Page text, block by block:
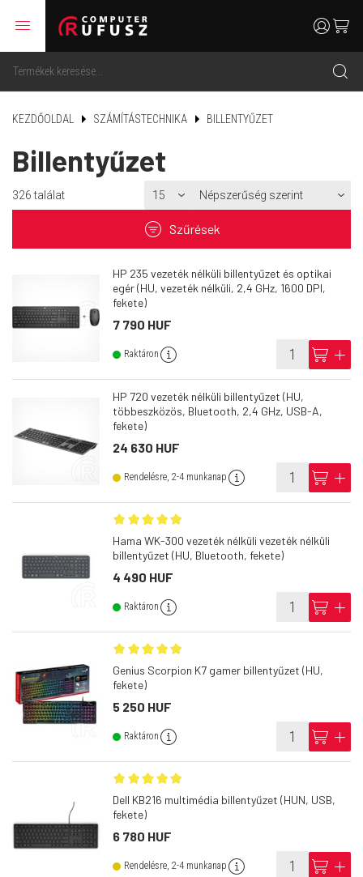
menu
search
usercart
KEZDŐOLDAL SZÁMÍTÁSTECHNIKA BILLENTYŰZET
Billentyűzet
326 találat
filter Szűrések
HP 235 vezeték nélküli billentyűzet és optikai
egér (HU, vezeték nélküli, 2,4 GHz, 1600 DPI,
fekete)
7 790 HUF
Raktáron info cart add
HP 720 vezeték nélküli billentyűzet (HU,
többeszközös, Bluetooth, 2,4 GHz, USB-A,
fekete)
24 630 HUF
Rendelésre, 2-4 munkanap info cart add
Hama WK-300 vezeték nélküli vezeték nélküli
billentyűzet (HU, Bluetooth, fekete)
4 490 HUF
Raktáron info cart add
Genius Scorpion K7 gamer billentyűzet (HU,
fekete)
5 250 HUF
Raktáron info cart add
Dell KB216 multimédia billentyűzet (HUN, USB,
fekete)
6 780 HUF
Rendelésre, 2-4 munkanap info cart add